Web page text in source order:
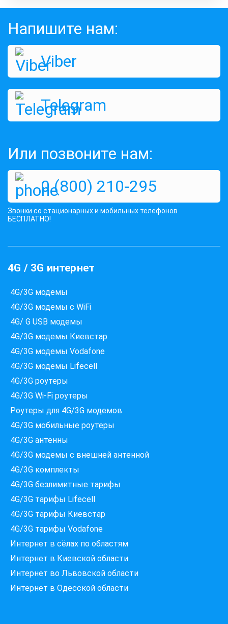
Напишите нам:
Viber
Telegram
Или позвоните нам:
0 (800) 210-295
Звонки со стационарных и мобильных телефонов
БЕСПЛАТНО!
4G / 3G интернет
4G/3G модемы
4G/3G модемы с WiFi
4G/ G USB модемы
4G/3G модемы Киевстар
4G/3G модемы Vodafone
4G/3G модемы Lifecell
4G/3G роутеры
4G/3G Wi-Fi роутеры
Роутеры для 4G/3G модемов
4G/3G мобильные роутеры
4G/3G антенны
4G/3G модемы c внешней антенной
4G/3G комплекты
4G/3G безлимитные тарифы
4G/3G тарифы Lifecell
4G/3G тарифы Киевстар
4G/3G тарифы Vodafone
Интернет в сёлах по областям
Интернет в Киевской области
Интернет во Львовской области
Интернет в Одесской области
Які провайдери працюють
за вашою адресою?
Перевірте доступність інтернету за 30 секунд
375+ провайдерів в базі
Введіть вашу адресу
Місто, вулиця та номер будинку